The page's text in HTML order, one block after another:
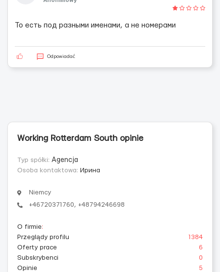
То есть под разными именами, а не номерами
Odpowiadać
Working Rotterdam South opinie
Typ spółki: Agencja
Osoba kontaktowa: Ирина
Niemcy
+46720371760, +48794246698
O firmie:
Przeglądy profilu
1384
Oferty prace
6
Subskrybenci
0
Opinie
5